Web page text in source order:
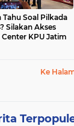
Tahu Soal Pilkada
Silakan Akses
Center KPU Jatim
Ke